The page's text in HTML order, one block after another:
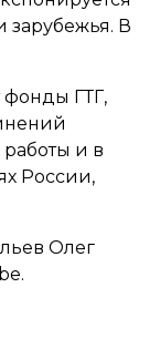
зарубежья. В
ГТГ,
работы и в
России,
Олег